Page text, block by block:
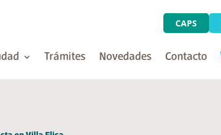
CAPS
Trámites Novedades Contacto